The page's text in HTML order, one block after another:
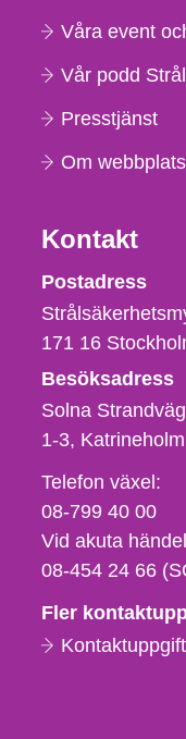
Våra event
Vår podd
Presstjänst
Om
Kontakt
Postadress
171 16
Besöksadress
Solna
1-3 Katrineholm
Telefon,
fax
och
e-
Telefon växel:
08-799 40 00
Vid akuta
08-454 24 66
Fler